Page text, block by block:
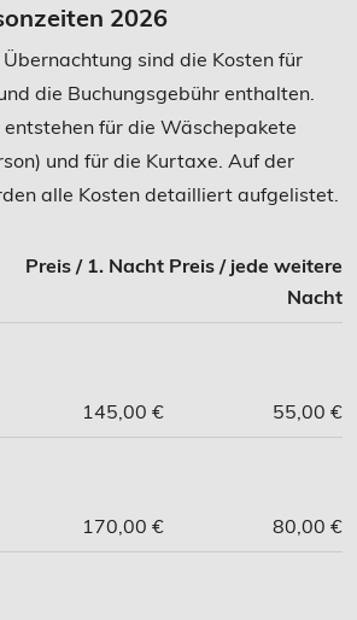
2026
sind die Kosten für
die Buchungsgebühr enthalten.
für die Wäschepakete
und für die Kurtaxe. Auf der
alle Kosten detailliert aufgelistet.
Preis / 1. Nacht Preis / jede weitere
Nacht
145,00 € 55,00 €
170,00 € 80,00 €